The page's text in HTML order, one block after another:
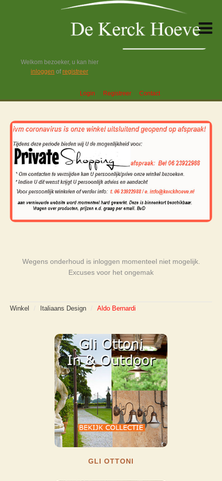
Welkom bezoeker, u kan hier
inloggen ofregistreer
Login Registreer Contact
Wegens onderhoud is inloggen momenteel niet mogelijk.
Excuses voor het ongemak
Winkel Italiaans Design Aldo Bernardi
GLI OTTONI